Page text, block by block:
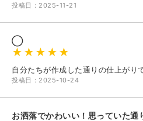
投稿日：2025-11-21
◯
自分たちが作成した通りの仕上がり
投稿日：2025-10-24
お洒落でかわいい！思っていた通